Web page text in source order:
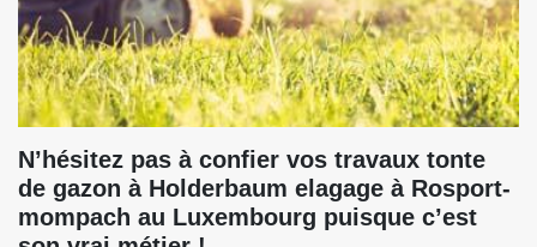
N’hésitez pas à confier vos travaux tonte
de gazon à Holderbaum elagage à Rosport-
mompach au Luxembourg puisque c’est